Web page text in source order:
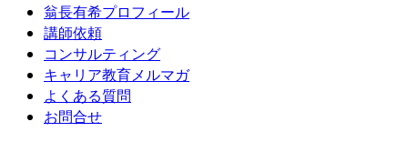
翁長有希プロフィール
講師依頼
コンサルティング
キャリア教育メルマガ
よくある質問
お問合せ